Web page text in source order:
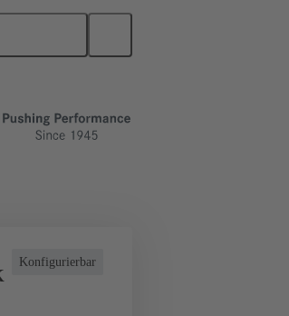
Anschlussverteiler
Konfigurierbar